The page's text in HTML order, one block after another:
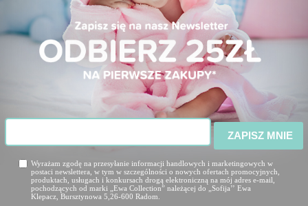
SPODNIE DRESOWE KAWOWE BASIC
ZAPISZ MNIE
Wyrażam zgodę na przesyłanie informacji handlowych i marketingowych w
postaci newslettera, w tym w szczególności o nowych ofertach promocyjnych,
produktach, usługach i konkursach drogą elektroniczną na mój adres e-mail,
pochodzących od marki „Ewa Collection” należącej do „Sofija’’ Ewa
Klepacz, Bursztynowa 5,26-600 Radom.